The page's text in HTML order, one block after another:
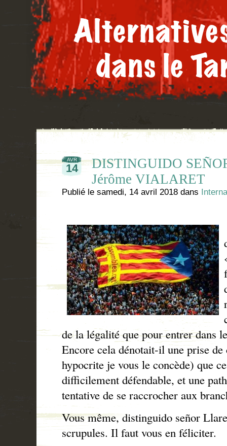
AVR
14
DISTINGUIDO
Jérôme VIALARET
Publié le samedi, 14 avril 2018 dans
de la légalité que pour entrer dans
Encore cela dénotait-il une prise de
hypocrite je vous le concède) que
difficilement défendable, et une
tentative de se raccrocher aux
Vous même, distinguido señor
scrupules. Il faut vous en féliciter.